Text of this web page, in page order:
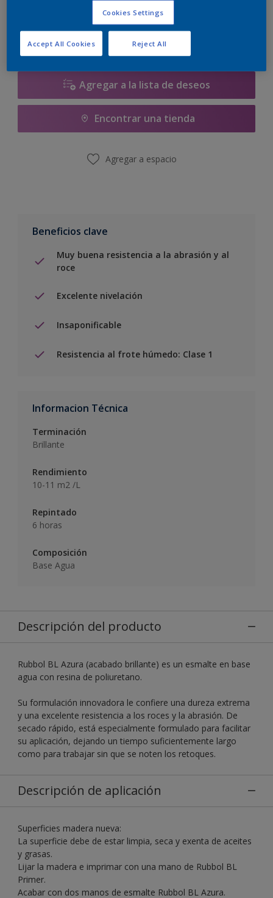
Calculadora de pintura
Calcular
Agregar a la lista de deseos
Encontrar una tienda
Agregar a espacio
Beneficios clave
Muy buena resistencia a la abrasión y al
roce
Excelente nivelación
Insaponificable
Resistencia al frote húmedo: Clase 1
Informacion Técnica
Terminación
Brillante
Rendimiento
10-11 m2 /L
Repintado
6 horas
Composición
Base Agua
Descripción del producto
Rubbol BL Azura (acabado brillante) es un esmalte en base
agua con resina de poliuretano.
Su formulación innovadora le confiere una dureza extrema
y una excelente resistencia a los roces y la abrasión. De
secado rápido, está especialmente formulado para facilitar
su aplicación, dejando un tiempo suficientemente largo
como para trabajar sin que se noten los retoques.
Descripción de aplicación
Superficies madera nueva:
La superficie debe de estar limpia, seca y exenta de aceites
y grasas.
Lijar la madera e imprimar con una mano de Rubbol BL
Primer.
Acabar con dos manos de esmalte Rubbol BL Azura.
Cookies Settings
Reject All
Accept All Cookies